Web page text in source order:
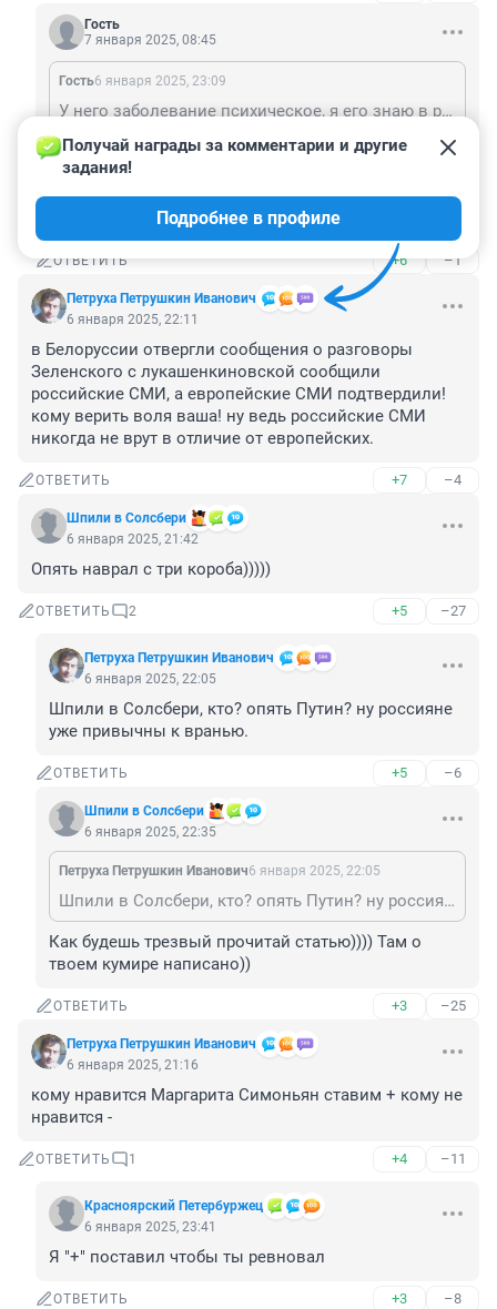
Гость
7 января 2025, 08:45
Гость6 января 2025, 23:09
У него заболевание психическое, я его знаю в реале, он на учете, просто безобидный
Похоже на шизофрению, так как присутствует
главный признак, это резонерство - пустое,
бесплодное многословие с отсутствием
целенаправленности мыслительного процесса.
ОТВЕТИТЬ +6 –1
Петруха Петрушкин Иванович
Получай награды за комментарии и другие
задания!
Подробнее в профиле
6 января 2025, 22:11
в Белоруссии отвергли сообщения о разговоры
Зеленского с лукашенкиновской сообщили
российские СМИ, а европейские СМИ подтвердили!
кому верить воля ваша! ну ведь российские СМИ
никогда не врут в отличие от европейских.
ОТВЕТИТЬ +7 –4
Шпили в Солсбери
6 января 2025, 21:42
Опять наврал с три короба)))))
ОТВЕТИТЬ 2 +5 –27
Петруха Петрушкин Иванович
6 января 2025, 22:05
Шпили в Солсбери, кто? опять Путин? ну россияне
уже привычны к вранью.
ОТВЕТИТЬ +5 –6
Шпили в Солсбери
6 января 2025, 22:35
Петруха Петрушкин Иванович6 января 2025, 22:05
Шпили в Солсбери, кто? опять Путин? ну россияне уже привычны к вранью.
Как будешь трезвый прочитай статью)))) Там о
твоем кумире написано))
ОТВЕТИТЬ +3 –25
Петруха Петрушкин Иванович
6 января 2025, 21:16
кому нравится Маргарита Симоньян ставим + кому не
нравится -
ОТВЕТИТЬ 1 +4 –11
Красноярский Петербуржец
6 января 2025, 23:41
Я "+" поставил чтобы ты ревновал
ОТВЕТИТЬ +3 –8